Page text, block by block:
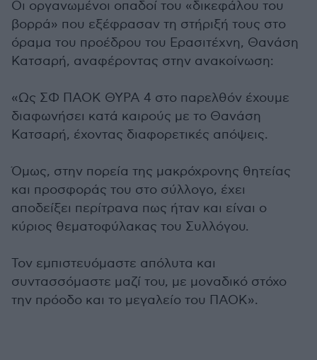
Οι οργανωμένοι οπαδοί του «δικεφάλου του
βορρά» που εξέφρασαν τη στήριξή τους στο
όραμα του προέδρου του Ερασιτέχνη, Θανάση
Κατσαρή, αναφέροντας στην ανακοίνωση:
«Ως ΣΦ ΠΑΟΚ ΘΥΡΑ 4 στο παρελθόν έχουμε
διαφωνήσει κατά καιρούς με το Θανάση
Κατσαρή, έχοντας διαφορετικές απόψεις.
Όμως, στην πορεία της μακρόχρονης θητείας
και προσφοράς του στο σύλλογο, έχει
αποδείξει περίτρανα πως ήταν και είναι ο
κύριος θεματοφύλακας του Συλλόγου.
Τον εμπιστευόμαστε απόλυτα και
συντασσόμαστε μαζί του, με μοναδικό στόχο
την πρόοδο και το μεγαλείο του ΠΑΟΚ».